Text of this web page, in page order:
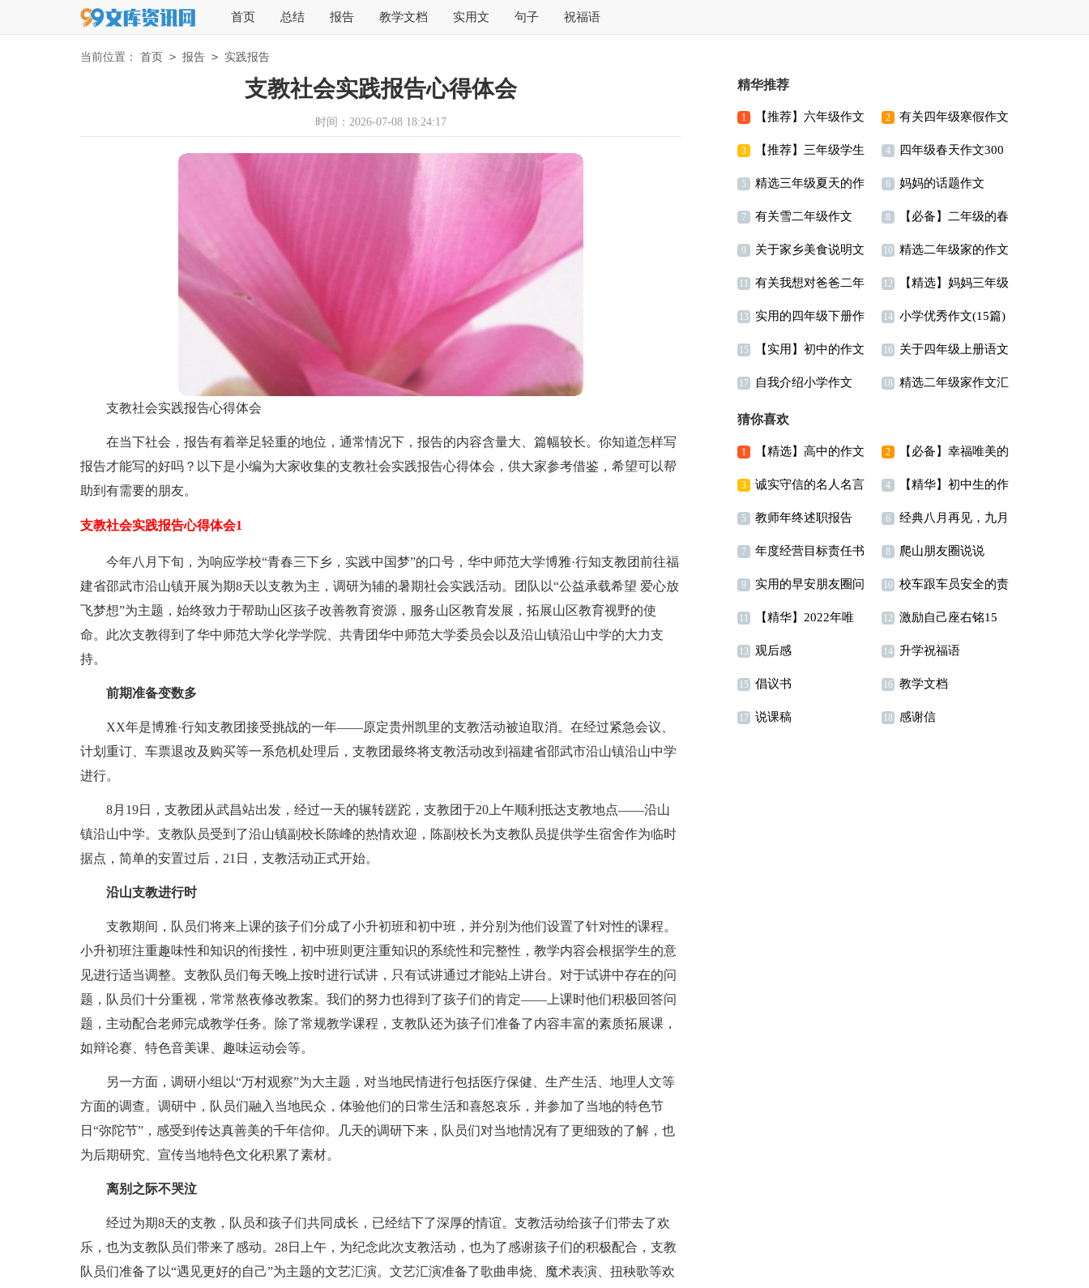
首页 总结 报告 教学文档 实用文 句子 祝福语
当前位置： 首页 > 报告 > 实践报告
支教社会实践报告心得体会
时间：2026-07-08 18:24:17
支教社会实践报告心得体会
在当下社会，报告有着举足轻重的地位，通常情况下，报告的内容含量大、篇幅较长。你知道怎样写
报告才能写的好吗？以下是小编为大家收集的支教社会实践报告心得体会，供大家参考借鉴，希望可以帮
助到有需要的朋友。
支教社会实践报告心得体会1
今年八月下旬，为响应学校“青春三下乡，实践中国梦”的口号，华中师范大学博雅·行知支教团前往福
建省邵武市沿山镇开展为期8天以支教为主，调研为辅的暑期社会实践活动。团队以“公益承载希望 爱心放
飞梦想”为主题，始终致力于帮助山区孩子改善教育资源，服务山区教育发展，拓展山区教育视野的使
命。此次支教得到了华中师范大学化学学院、共青团华中师范大学委员会以及沿山镇沿山中学的大力支
持。
前期准备变数多
XX年是博雅·行知支教团接受挑战的一年——原定贵州凯里的支教活动被迫取消。在经过紧急会议、
计划重订、车票退改及购买等一系危机处理后，支教团最终将支教活动改到福建省邵武市沿山镇沿山中学
进行。
8月19日，支教团从武昌站出发，经过一天的辗转蹉跎，支教团于20上午顺利抵达支教地点——沿山
镇沿山中学。支教队员受到了沿山镇副校长陈峰的热情欢迎，陈副校长为支教队员提供学生宿舍作为临时
据点，简单的安置过后，21日，支教活动正式开始。
沿山支教进行时
支教期间，队员们将来上课的孩子们分成了小升初班和初中班，并分别为他们设置了针对性的课程。
小升初班注重趣味性和知识的衔接性，初中班则更注重知识的系统性和完整性，教学内容会根据学生的意
见进行适当调整。支教队员们每天晚上按时进行试讲，只有试讲通过才能站上讲台。对于试讲中存在的问
题，队员们十分重视，常常熬夜修改教案。我们的努力也得到了孩子们的肯定——上课时他们积极回答问
题，主动配合老师完成教学任务。除了常规教学课程，支教队还为孩子们准备了内容丰富的素质拓展课，
如辩论赛、特色音美课、趣味运动会等。
另一方面，调研小组以“万村观察”为大主题，对当地民情进行包括医疗保健、生产生活、地理人文等
方面的调查。调研中，队员们融入当地民众，体验他们的日常生活和喜怒哀乐，并参加了当地的特色节
日“弥陀节”，感受到传达真善美的千年信仰。几天的调研下来，队员们对当地情况有了更细致的了解，也
为后期研究、宣传当地特色文化积累了素材。
离别之际不哭泣
经过为期8天的支教，队员和孩子们共同成长，已经结下了深厚的情谊。支教活动给孩子们带去了欢
乐，也为支教队员们带来了感动。28日上午，为纪念此次支教活动，也为了感谢孩子们的积极配合，支教
队员们准备了以“遇见更好的自己”为主题的文艺汇演。文艺汇演准备了歌曲串烧、魔术表演、扭秧歌等欢
精华推荐
1 【推荐】六年级作文
300字锦集8篇
2 有关四年级寒假作文
7篇
3 【推荐】三年级学生
作文8篇
4 四年级春天作文300
字集锦八篇
5 精选三年级夏天的作
文合集7篇
6 妈妈的话题作文
7 有关雪二年级作文
300字汇总五篇
8 【必备】二年级的春
天作文合集5篇
9 关于家乡美食说明文 10 精选二年级家的作文
300字三篇
11 有关我想对爸爸二年
级作文汇编九篇
12 【精选】妈妈三年级
作文300字集锦9篇
13 实用的四年级下册作
文汇编十篇
14 小学优秀作文(15篇)
15 【实用】初中的作文
300字集锦9篇
16 关于四年级上册语文
作文6篇
17 自我介绍小学作文
15篇
18 精选二年级家作文汇
猜你喜欢
1 【精选】高中的作文
汇总六篇
2 【必备】幸福唯美的
句子集锦40条
3 诚实守信的名人名言
集合15篇
4 【精华】初中生的作
文600字集合8篇
5 教师年终述职报告
(15篇)
6 经典八月再见，九月
你好唯美座右铭说说40
句
7 年度经营目标责任书 8 爬山朋友圈说说
9 实用的早安朋友圈问
候语集锦41句
10 校车跟车员安全的责
任书
11 【精华】2022年唯
美伤感句子集合86句
12 激励自己座右铭15
篇
13 观后感 14 升学祝福语
15 倡议书 16 教学文档
17 说课稿 18 感谢信